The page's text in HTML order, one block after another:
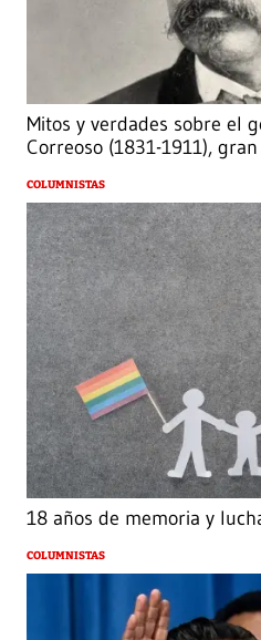
Mitos y verdades sobre el
Correoso (1831-1911),
COLUMNISTAS
18 años de memoria y
COLUMNISTAS